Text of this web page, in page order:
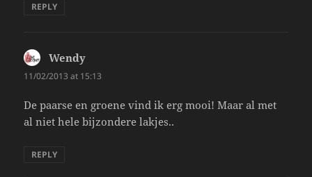
REPLY
Wendy
11/02/2013 at 15:13
De paarse en groene vind ik erg mooi! Maar al met
al niet hele bijzondere lakjes..
REPLY